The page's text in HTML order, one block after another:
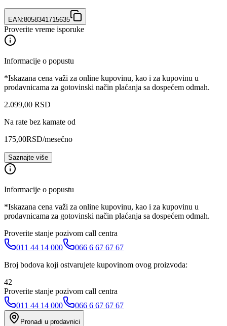
EAN:8058341715635
Proverite vreme isporuke
Informacije o popustu
*Iskazana cena važi za online kupovinu, kao i za kupovinu u
prodavnicama za gotovinski način plaćanja sa dospećem odmah.
2.099,00 RSD
Na rate bez kamate od
175,00RSD/mesečno
Saznajte više
Informacije o popustu
*Iskazana cena važi za online kupovinu, kao i za kupovinu u
prodavnicama za gotovinski način plaćanja sa dospećem odmah.
Proverite stanje pozivom call centra
011 44 14 000
066 6 67 67 67
Broj bodova koji ostvarujete kupovinom ovog proizvoda:
42
Proverite stanje pozivom call centra
011 44 14 000
066 6 67 67 67
Pronađi u prodavnici